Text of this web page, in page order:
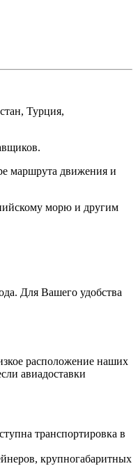
Турция,
маршрута движения и
морю и другим
Для Вашего удобства
расположение наших
авиадоставки
транспортировка в
крупногабаритных